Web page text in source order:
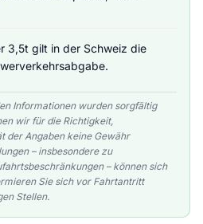
3,5t gilt in der Schweiz die
Informationen wurden sorgfältig
wir für die Richtigkeit,
der Angaben keine Gewähr
– insbesondere zu
– können sich
Sie sich vor Fahrtantritt
Stellen.